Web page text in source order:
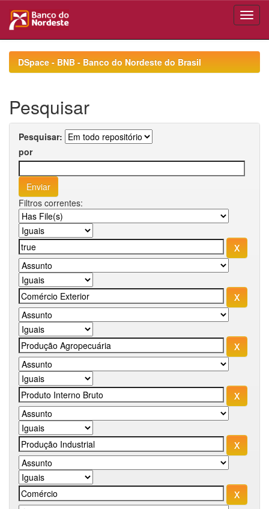
navigationDSpace - BNB - Banco do Nordeste do Brasil
Pesquisar
Pesquisar:
por
Filtros correntes: